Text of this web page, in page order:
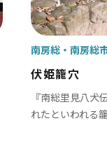
東金市
旭市
匝瑳市
山武市
大網白里市
伏姫籠穴
『南総里見八犬
れたといわれる
南房総 南房総